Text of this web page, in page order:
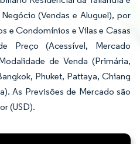
(Vendas e Aluguel), por
e Condomínios e Vilas e Casas
Preço (Acessível, Mercado
de Venda (Primária,
Phuket, Pattaya, Chiang
As Previsões de Mercado são
(USD).